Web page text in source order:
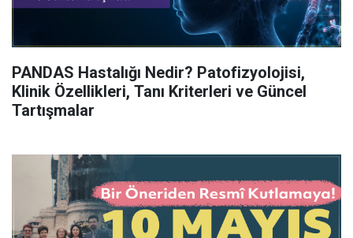
PANDAS Hastalığı Nedir? Patofizyolojisi,
Klinik Özellikleri, Tanı Kriterleri ve Güncel
Tartışmalar